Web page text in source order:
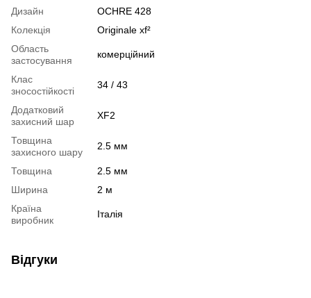
Дизайн
OCHRE 428
Колекція
Originale xf²
Область
застосування
комерційний
Клас
зносостійкості
34 / 43
Додатковий
захисний шар
XF2
Товщина
захисного шару
2.5 мм
Товщина
2.5 мм
Ширина
2 м
Країна
виробник
Італія
Відгуки